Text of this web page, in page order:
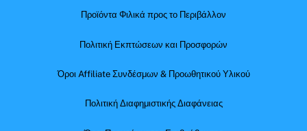
Προϊόντα Φιλικά προς το Περιβάλλον
Πολιτική Εκπτώσεων και Προσφορών
Όροι Affiliate Συνδέσμων & Προωθητικού Υλικού
Πολιτική Διαφημιστικής Διαφάνειας